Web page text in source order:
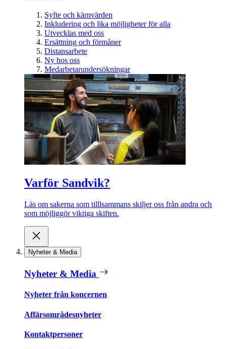
Syfte och kärnvärden
Inkludering och lika möjligheter för alla
Utvecklas med oss
Ersättning och förmåner
Distansarbete
Ny hos oss
Medarbetarundersökningar
Varför Sandvik?
Läs om sakerna som tilllsammans skiljer oss från andra och
som möjliggör viktiga skiften.
Nyheter & Media
Nyheter & Media
Nyheter från koncernen
Affärsområdesnyheter
Kontaktpersoner